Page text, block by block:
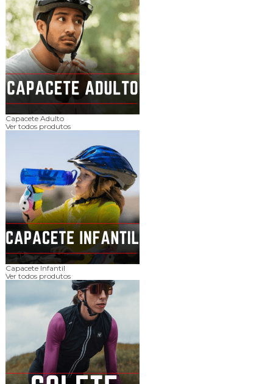
Capacete Adulto
Ver todos produtos
Capacete Infantil
Ver todos produtos